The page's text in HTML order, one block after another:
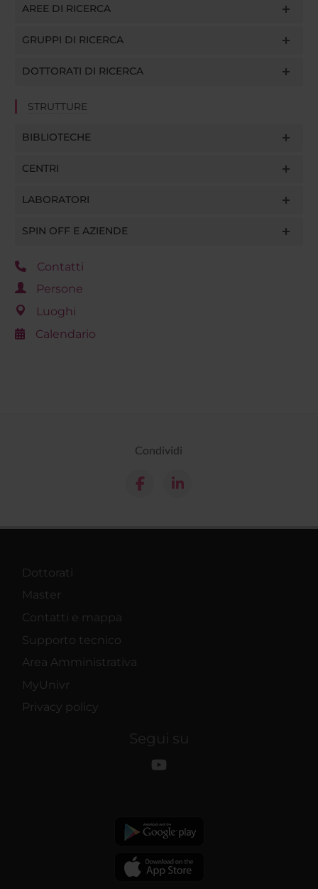
AREE DI RICERCA
GRUPPI DI RICERCA
DOTTORATI DI RICERCA
STRUTTURE
BIBLIOTECHE
CENTRI
LABORATORI
SPIN OFF E AZIENDE
Contatti
Persone
Luoghi
Calendario
Condividi
Dottorati
Master
Contatti e mappa
Supporto tecnico
Area Amministrativa
MyUnivr
Privacy policy
Segui su